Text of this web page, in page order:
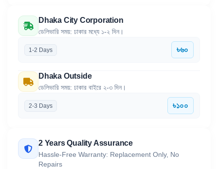
Dhaka City Corporation
ডেলিভারি সময়: ঢাকার মধ্যে ১-২ দিন।
1-2 Days ৳৬০
Dhaka Outside
ডেলিভারি সময়: ঢাকার বাইরে ২-৩ দিন।
2-3 Days ৳১০০
2 Years Quality Assurance
Hassle-Free Warranty: Replacement Only, No
Repairs